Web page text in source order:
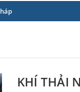
KHÍ THẢI